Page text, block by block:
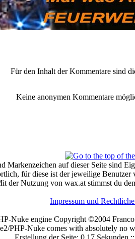
Für den Inhalt der Kommentare sind
Keine anonymen Kommentare
Markenzeichen auf dieser Seite sind
für diese ist der jeweilige
der Nutzung von wax.at stimmst du den
Impressum und
Nuke engine Copyright ©2004
PHP-Nuke comes with absolutely no
Erstellung der Seite: 0.17 Sekunden